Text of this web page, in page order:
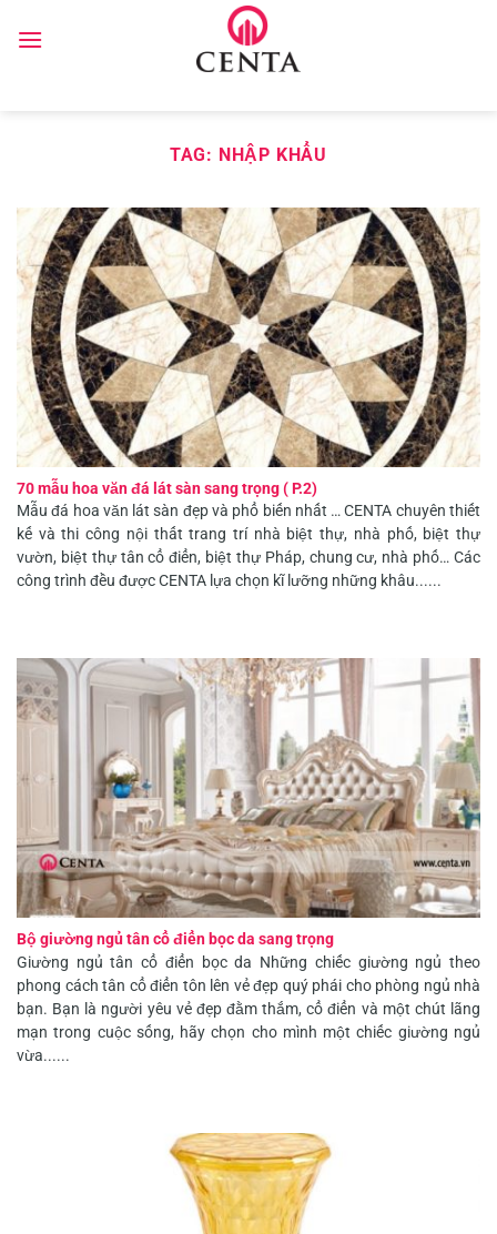
TAG: NHẬP KHẨU
70 mẫu hoa văn đá lát sàn sang trọng ( P.2)
Mẫu đá hoa văn lát sàn đẹp và phổ biến nhất … CENTA chuyên thiết
kế và thi công nội thất trang trí nhà biệt thự, nhà phố, biệt thự
vườn, biệt thự tân cổ điển, biệt thự Pháp, chung cư, nhà phố… Các
công trình đều được CENTA lựa chọn kĩ lưỡng những khâu......
Bộ giường ngủ tân cổ điển bọc da sang trọng
Giường ngủ tân cổ điển bọc da Những chiếc giường ngủ theo
phong cách tân cổ điển tôn lên vẻ đẹp quý phái cho phòng ngủ nhà
bạn. Bạn là người yêu vẻ đẹp đằm thắm, cổ điển và một chút lãng
mạn trong cuộc sống, hãy chọn cho mình một chiếc giường ngủ
vừa......